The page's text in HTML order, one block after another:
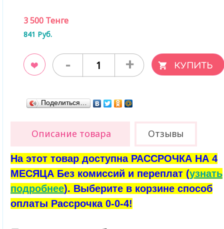
3 500 Тенге
841 Руб.
- +
Поделиться…
Описание товара Отзывы
На этот товар доступна РАССРОЧКА НА 4
МЕСЯЦА Без комиссий и переплат (узнать
подробнее). Выберите в корзине способ
оплаты Рассрочка 0-0-4!